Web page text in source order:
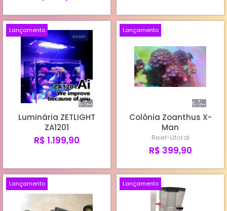
Lançamento
Luminária ZETLIGHT
ZA1201
R$ 1.199,90
Lançamento
Colônia Zoanthus X-
Man
Reef-Litoral
R$ 399,90
Lançamento Lançamento